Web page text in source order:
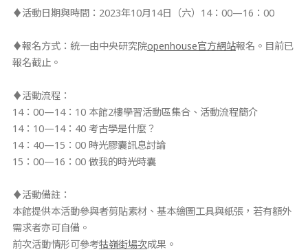
♦活動日期與時間：2023年10月14日（六）14：00—16：00
♦報名方式：統一由中央研究院openhouse官方網站報名。目前已
報名截止。
♦活動流程：
14：00—14：10 本館2樓學習活動區集合、活動流程簡介
14：10—14：40 考古學是什麼？
14：40—15：00 時光膠囊訊息討論
15：00—16：00 做我的時光時囊
♦活動備註：
本館提供本活動參與者剪貼素材、基本繪圖工具與紙張，若有額外
需求者亦可自備。
前次活動情形可參考牯嶺街場次成果。